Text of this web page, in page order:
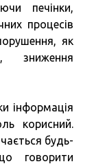
печінки,
процесів
як
зниження
інформація
корисний.
будь-
говорити